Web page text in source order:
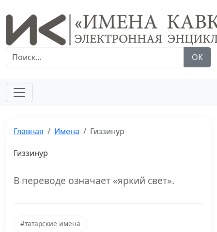
ОК
Главная Имена Гиззинур
Гиззинур
В переводе означает «яркий свет».
#татарские имена